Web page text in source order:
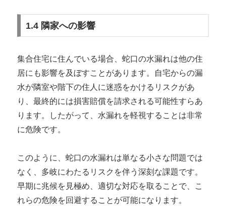
1.4 隣家への影響
集合住宅に住んでいる場合、蛇口の水漏れは他の住
居にも影響を及ぼすことがあります。自宅からの漏
水が隣室や階下の住人に迷惑をかけるリスクがあ
り、最終的には損害賠償を請求される可能性すらあ
ります。したがって、水漏れを軽視することは非常
に危険です。
このように、蛇口の水漏れは単なる小さな問題では
なく、多岐にわたるリスクを伴う深刻な課題です。
早期に兆候を見極め、適切な対応を取ることで、こ
れらの危険を回避することが可能になります。